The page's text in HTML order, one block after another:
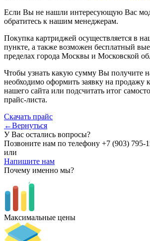
Если Вы не нашли интересующую Вас
обратитесь к нашим менеджерам.
Покупка картриджей осуществляется в
пункте, а также возможен бесплатный
пределах города Москвы и Московской
Чтобы узнать какую сумму Вы получите
необходимо оформить заявку на продажу
нашего сайта или подсчитать итог
прайс-листа.
Скачать прайс
←Вернуться
У Вас остались вопросы?
Позвоните нам по телефону +7 (903) 795-
или
Напишите нам
Почему именно мы?
Максимальные цены